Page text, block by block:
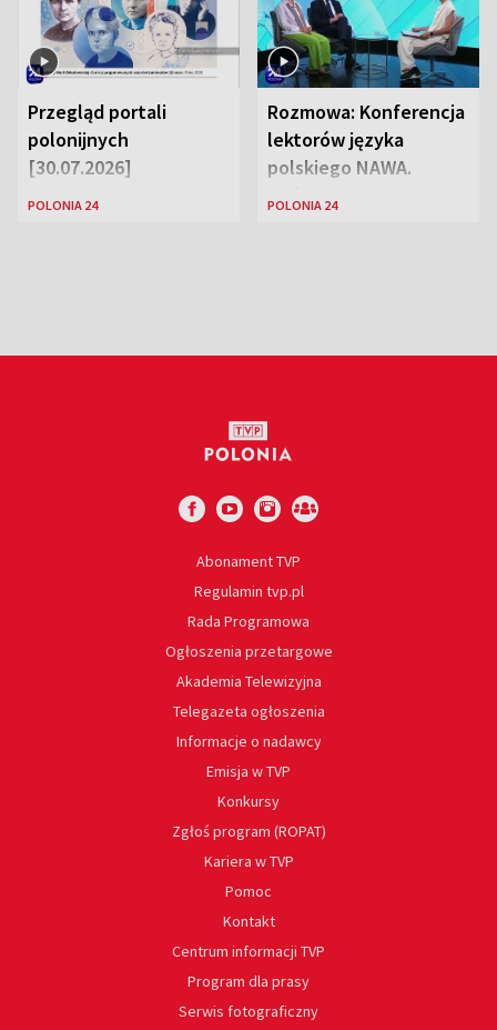
Przegląd portali
polonijnych
[30.07.2026]
POLONIA 24
Rozmowa: Konferencja
lektorów języka
polskiego NAWA.
Goście: dr Wojciech
POLONIA 24
Abonament TVP
Regulamin tvp.pl
Rada Programowa
Ogłoszenia przetargowe
Akademia Telewizyjna
Telegazeta ogłoszenia
Informacje o nadawcy
Emisja w TVP
Konkursy
Zgłoś program (ROPAT)
Kariera w TVP
Pomoc
Kontakt
Centrum informacji TVP
Program dla prasy
Serwis fotograficzny